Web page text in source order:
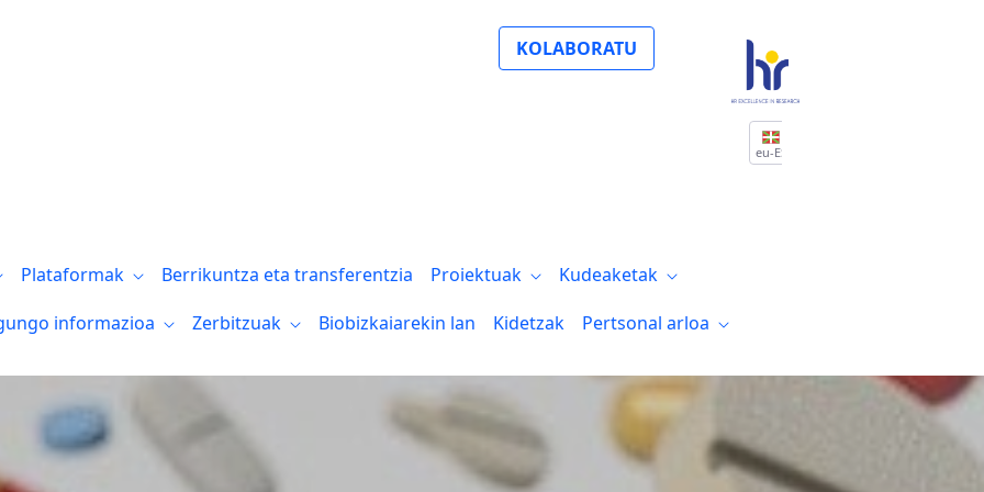
KOLABORATU
eu-ES
Plataformak Berrikuntza eta transferentzia Proiektuak
Kudeaketak
informazioa Zerbitzuak Biobizkaiarekin lan Kidetzak Pertsonal arloa